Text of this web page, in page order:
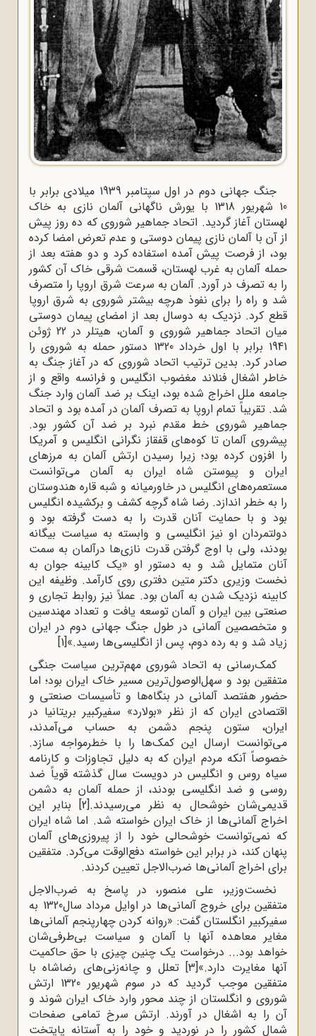
جنگ جهانی دوم در اول سپتامبر 1939 میلادی برابر با
10 شهریور 1318 با یورش ناگهانی آلمان نازی به خاک
لهستان آغاز گردید. اتحاد جماهیر شوروی که ده روز پیش
از آن با آلمان نازی پیمان دوستی و عدم تعرض امضا کرده
بود، از فرصت پیش آمده استفاده کرد و دو هفته بعد از
حمله آلمان به غرب لهستان، قسمت شرقی خاک آن کشور
را به تصرف در آورد. آلمان به سرعت شرق اروپا را متصرف
شد و راه را برای نفوذ هرچه بیشتر شوروی به شرق اروپا
قطع کرد. نزدیک به دوسال بعد از امضای پیمان دوستی
میان اتحاد جماهیر شوروی و آلمان، هیتلر در 22 ژوئن
1941 برابر با اول خرداد 1320 دستور حمله به شوروی را
صادر کرد. بدین ترتیب اتحاد شوروی که در آغاز جنگ به
خاطر اشغال فنلاند مغضوب انگلیس و فرانسه واقع و از
جامعه ملل اخراج شده بود، اینک بر ضد آلمان وارد جنگ
شد. تقریباً تمام اروپا به تصرف آلمان در آمده بود و اتحاد
جماهیر شوروی خط مقدم نبرد بر ضد آن کشور بود.
پیشروی آلمان تا کوه‌های قفقاز نگرانی انگلیس و آمریکا
را افزون کرده بود؛ زیرا رسیدن ارتش آلمان به مرزهای
ایران و پیوستن شاه ایران به آلمان می‌توانست
مستعمره‌های انگلیس در خاورمیانه و شبه قاره هندوستان
را به خطر اندازد. رضا شاه گرچه کشف و برکشیده انگلیس
بود و با حمایت آنان قدرت را به دست گرفته بود و
دولتمردان او نیز انگلیسی و وابسته به سیاست بیگانه
بودند، ولی با اوج گرفتن قدرت نازی‌ها درآلمان به سمت
آنان متمایل شد و به دستور او «یک کابینه جوان به
نخست وزیری دکتر متین دفتری روی کارآمد. وظیفه این
کابینه نزدیک شدن به آلمان بود. عملاً نیز روابط تجاری و
صنعتی بین ایران و آلمان توسعه یافت و تعداد مهندسین
و متخصصین آلمانی در طول جنگ جهانی دوم در ایران
زیاد شد و به رده دوم، پس از انگلیسی‌ها رسید.»[1]
کمک‌رسانی به اتحاد شوروی مهم‌ترین سیاست جنگی
متفقین بود و سهل‌الوصول‌ترین مسیر خاک ایران بود؛ اما
حضور هفتصد آلمانی در بنگاه‌ها و تأسیسات صنعتی و
اقتصادی ایران که از نظر «بولارد» سفیرکبیر بریتانیا در
ایران، ستون پنجم دشمن به حساب می‌آمدند،
می‌توانست ارسال این کمک‌ها را با خطرمواجه سازد.
خصوصاً آنکه مردم ایران که به دلیل تجاوزات و کارنامه
سیاه روس و انگلیس در دویست سال گذشته قویاً ضد
روسی و ضد انگلیسی بودند، از حمله آلمان به دشمن
قدیمی‌شان خوشحال به نظر می‌رسیدند.[2] بنابر این
اخراج آلمانی‌ها از خاک ایران خواسته شد. اما شاه ایران
که نمی‌توانست خوشحالی خود را از پیروزی‌های آلمان
پنهان کند، در برابر این خواسته دفع‌الوقت می‌کرد. متفقین
برای اخراج آلمانی‌ها ضرب‌الاجل تعیین کردند.
نخست‌وزیر، علی منصور، در پاسخ به ضرب‌الاجل
متفقین برای خروج آلمانی‌ها در اوایل مرداد سال1320 به
سفیرکبیر انگلستان گفت: «روانه کردن چهارپنجم آلمانی‌ها
مغایر معاهده آنها با آلمان و سیاست بی‌طرفی‌شان
خواهد بود... درخواست یک چنین چیزی با حق حاکمیت
آنها مغایرت دارد.»[3] تعلل و چانه‌زنی‌های رضاشاه با
متفقین موجب گردید که در سوم شهریور 1320 ارتش
شوروی و انگلستان از چند محور وارد خاک ایران شوند و
آن را به اشغال در آورند. ارتش سرخ تمامی صفحات
شمال کشور را در نوردید و خود را به آستانه پایتخت